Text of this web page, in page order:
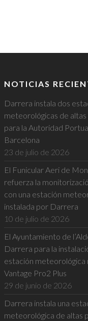
NOTICIAS
Darrera instala dos
meteorológicas de
para la Autoridad
Barcelona
23 de julio de 2026
El Funicular Aeri de
refuerza la
con una estación
instalada por Darrera
10 de julio de 2026
El Ayuntamiento de
Darrera para la
estación meteorológica
Vantage Pro2 Plus
29 de junio de 2026
Darrera instala una
meteorológica de altas